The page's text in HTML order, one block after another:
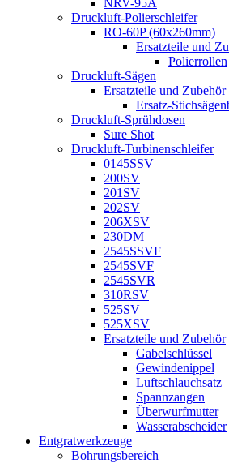
NRV-95A
Druckluft-Polierschleifer
RO-60P (60x260mm)
Ersatzteile und
Polierrollen
Druckluft-Sägen
Ersatzteile und Zubehör
Ersatz-
Druckluft-Sprühdosen
Sure Shot
Druckluft-Turbinenschleifer
0145SSV
200SV
201SV
202SV
206XSV
230DM
2545SSVF
2545SVF
2545SVR
310RSV
525SV
525XSV
Ersatzteile und Zubehör
Gabelschlüssel
Gewindenippel
Luftschlauchsatz
Spannzangen
Überwurfmutter
Wasserabscheider
Entgratwerkzeuge
Bohrungsbereich